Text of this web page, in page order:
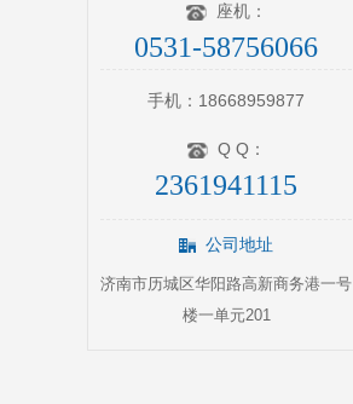
座机：
0531-58756066
手机：18668959877
Q Q：
2361941115
公司地址
济南市历城区华阳路高新商务港一号
楼一单元201